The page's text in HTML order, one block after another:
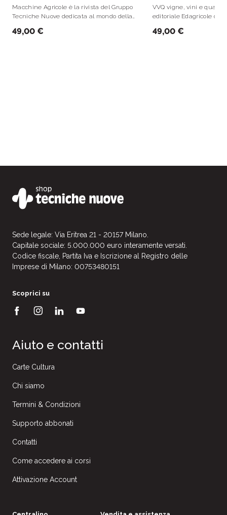
Macchine Agricole è la rivista del Gruppo
Tecniche Nuove dedicata al mondo della
gli utilizzatori di macchine e attrezzature
49,00 €
VVQ vigne, vini e
editoriale Edagricole
49,00 €
Sede legale: Via Eritrea 21 - 20157 Milano.
Capitale sociale: 5.000.000 euro interamente versati.
Codice fiscale, Partita Iva e Iscrizione al Registro delle
Imprese di Milano: 00753480151
Scoprici su
Aiuto e contatti
Carte Cultura
Chi siamo
Termini & Condizioni
Supporto abbonati
Contatti
Come accedere ai corsi
Attivazione Account